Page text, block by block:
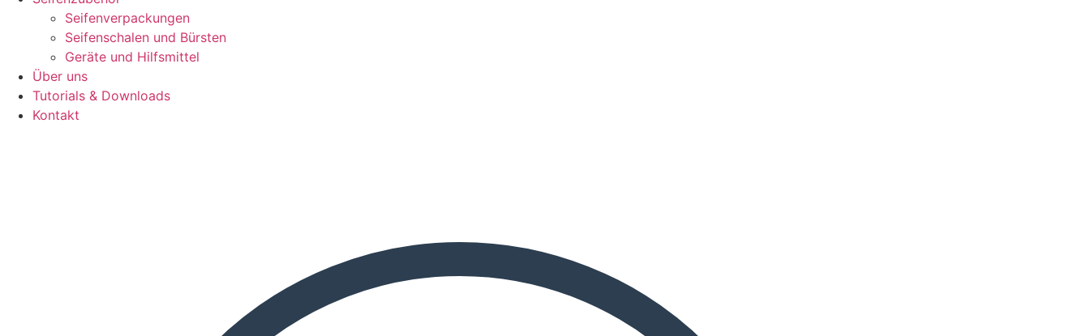
Seifenverpackungen
Seifenschalen und Bürsten
Geräte und Hilfsmittel
Über uns
Tutorials & Downloads
Kontakt